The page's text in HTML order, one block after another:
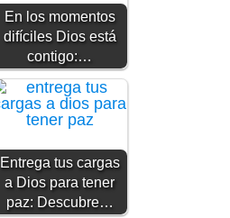
En los momentos
difíciles Dios está
contigo:…
Entrega tus cargas
a Dios para tener
paz: Descubre…